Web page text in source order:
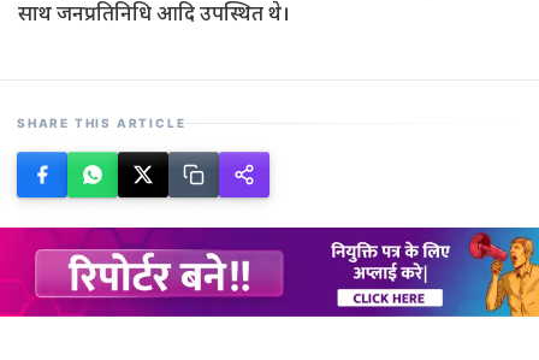
साथ जनप्रतिनिधि आदि उपस्थित थे।
SHARE THIS ARTICLE